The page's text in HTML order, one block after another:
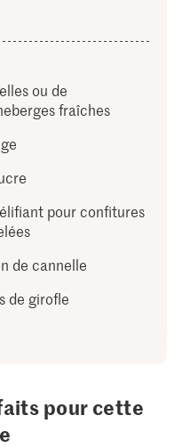
ou de
fraîches
pour confitures
de cannelle
de girofle
pour cette